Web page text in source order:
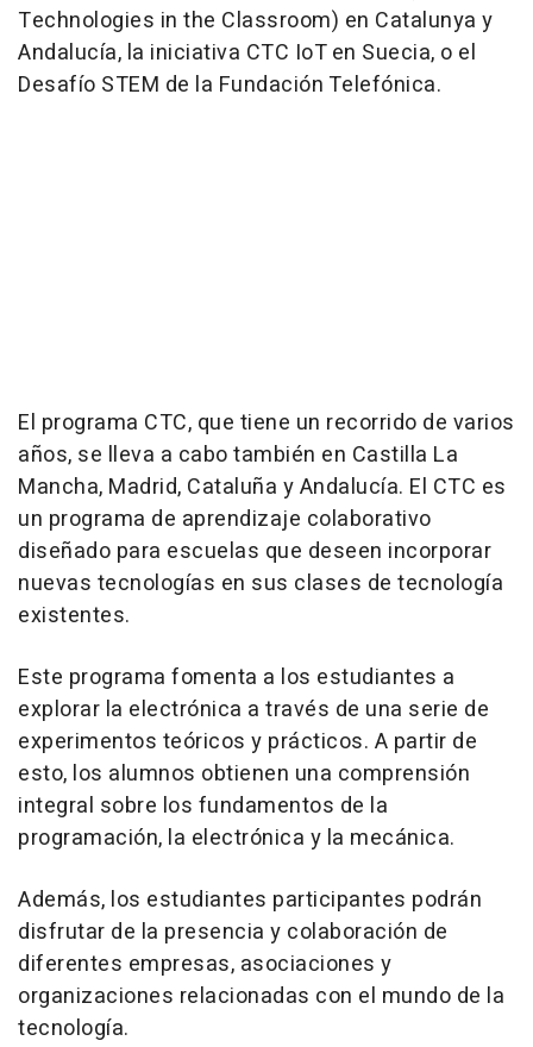
Technologies in the Classroom) en Catalunya y
Andalucía, la iniciativa CTC IoT en Suecia, o el
Desafío STEM de la Fundación Telefónica.
El programa CTC, que tiene un recorrido de varios
años, se lleva a cabo también en Castilla La
Mancha, Madrid, Cataluña y Andalucía. El CTC es
un programa de aprendizaje colaborativo
diseñado para escuelas que deseen incorporar
nuevas tecnologías en sus clases de tecnología
existentes.
Este programa fomenta a los estudiantes a
explorar la electrónica a través de una serie de
experimentos teóricos y prácticos. A partir de
esto, los alumnos obtienen una comprensión
integral sobre los fundamentos de la
programación, la electrónica y la mecánica.
Además, los estudiantes participantes podrán
disfrutar de la presencia y colaboración de
diferentes empresas, asociaciones y
organizaciones relacionadas con el mundo de la
tecnología.